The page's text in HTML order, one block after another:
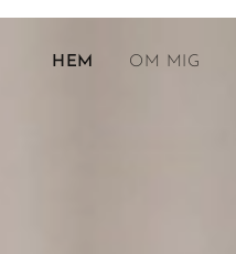
HEM OM MIG